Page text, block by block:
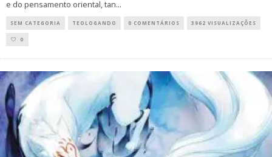
e do pensamento oriental, tan...
SEM CATEGORIA TEOLOGANDO 0 COMENTÁRIOS 3962 VISUALIZAÇÕES
0